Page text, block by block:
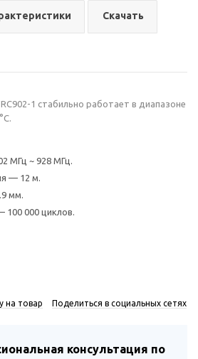
Скачать
1 стабильно работает в диапазоне
МГц ~ 928 МГц.
— 12 м.
мм.
100 000 циклов.
на товар Поделиться в социальных сетях
консультация по